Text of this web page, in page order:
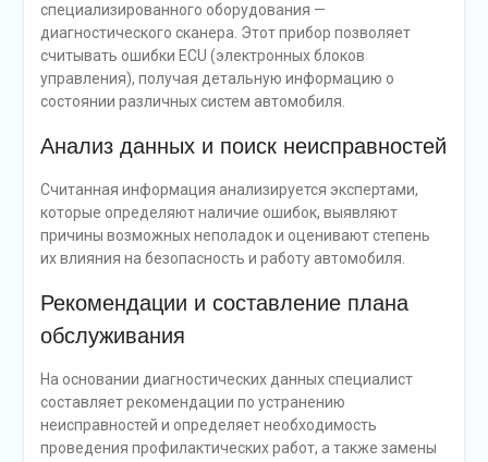
специализированного оборудования —
диагностического сканера. Этот прибор позволяет
считывать ошибки ECU (электронных блоков
управления), получая детальную информацию о
состоянии различных систем автомобиля.
Анализ данных и поиск неисправностей
Считанная информация анализируется экспертами,
которые определяют наличие ошибок, выявляют
причины возможных неполадок и оценивают степень
их влияния на безопасность и работу автомобиля.
Рекомендации и составление плана
обслуживания
На основании диагностических данных специалист
составляет рекомендации по устранению
неисправностей и определяет необходимость
проведения профилактических работ, а также замены